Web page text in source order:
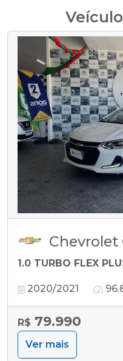
Chevrolet
1.0 TURBO FLEX
2020/2021
R$ 79.990
Ver mais